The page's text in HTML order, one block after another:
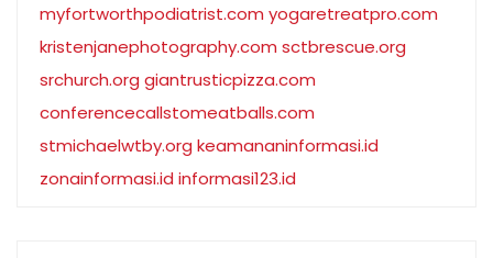
myfortworthpodiatrist.com yogaretreatpro.com
kristenjanephotography.com sctbrescue.org
srchurch.org giantrusticpizza.com
conferencecallstomeatballs.com
stmichaelwtby.org keamananinformasi.id
zonainformasi.id informasi123.id